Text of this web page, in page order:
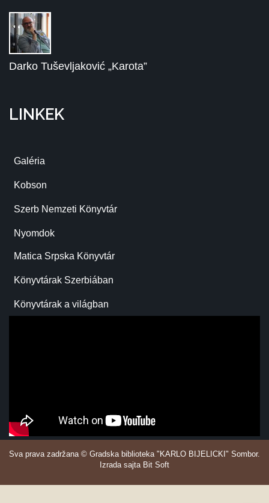
Darko Tuševljaković „Karota”
LINKEK
Galéria
Kobson
Szerb Nemzeti Könyvtár
Nyomdok
Matica Srpska Könyvtár
Könyvtárak Szerbiában
Könyvtárak a világban
Sva prava zadržana © Gradska biblioteka "KARLO BIJELICKI" Sombor.
Izrada sajta Bit Soft